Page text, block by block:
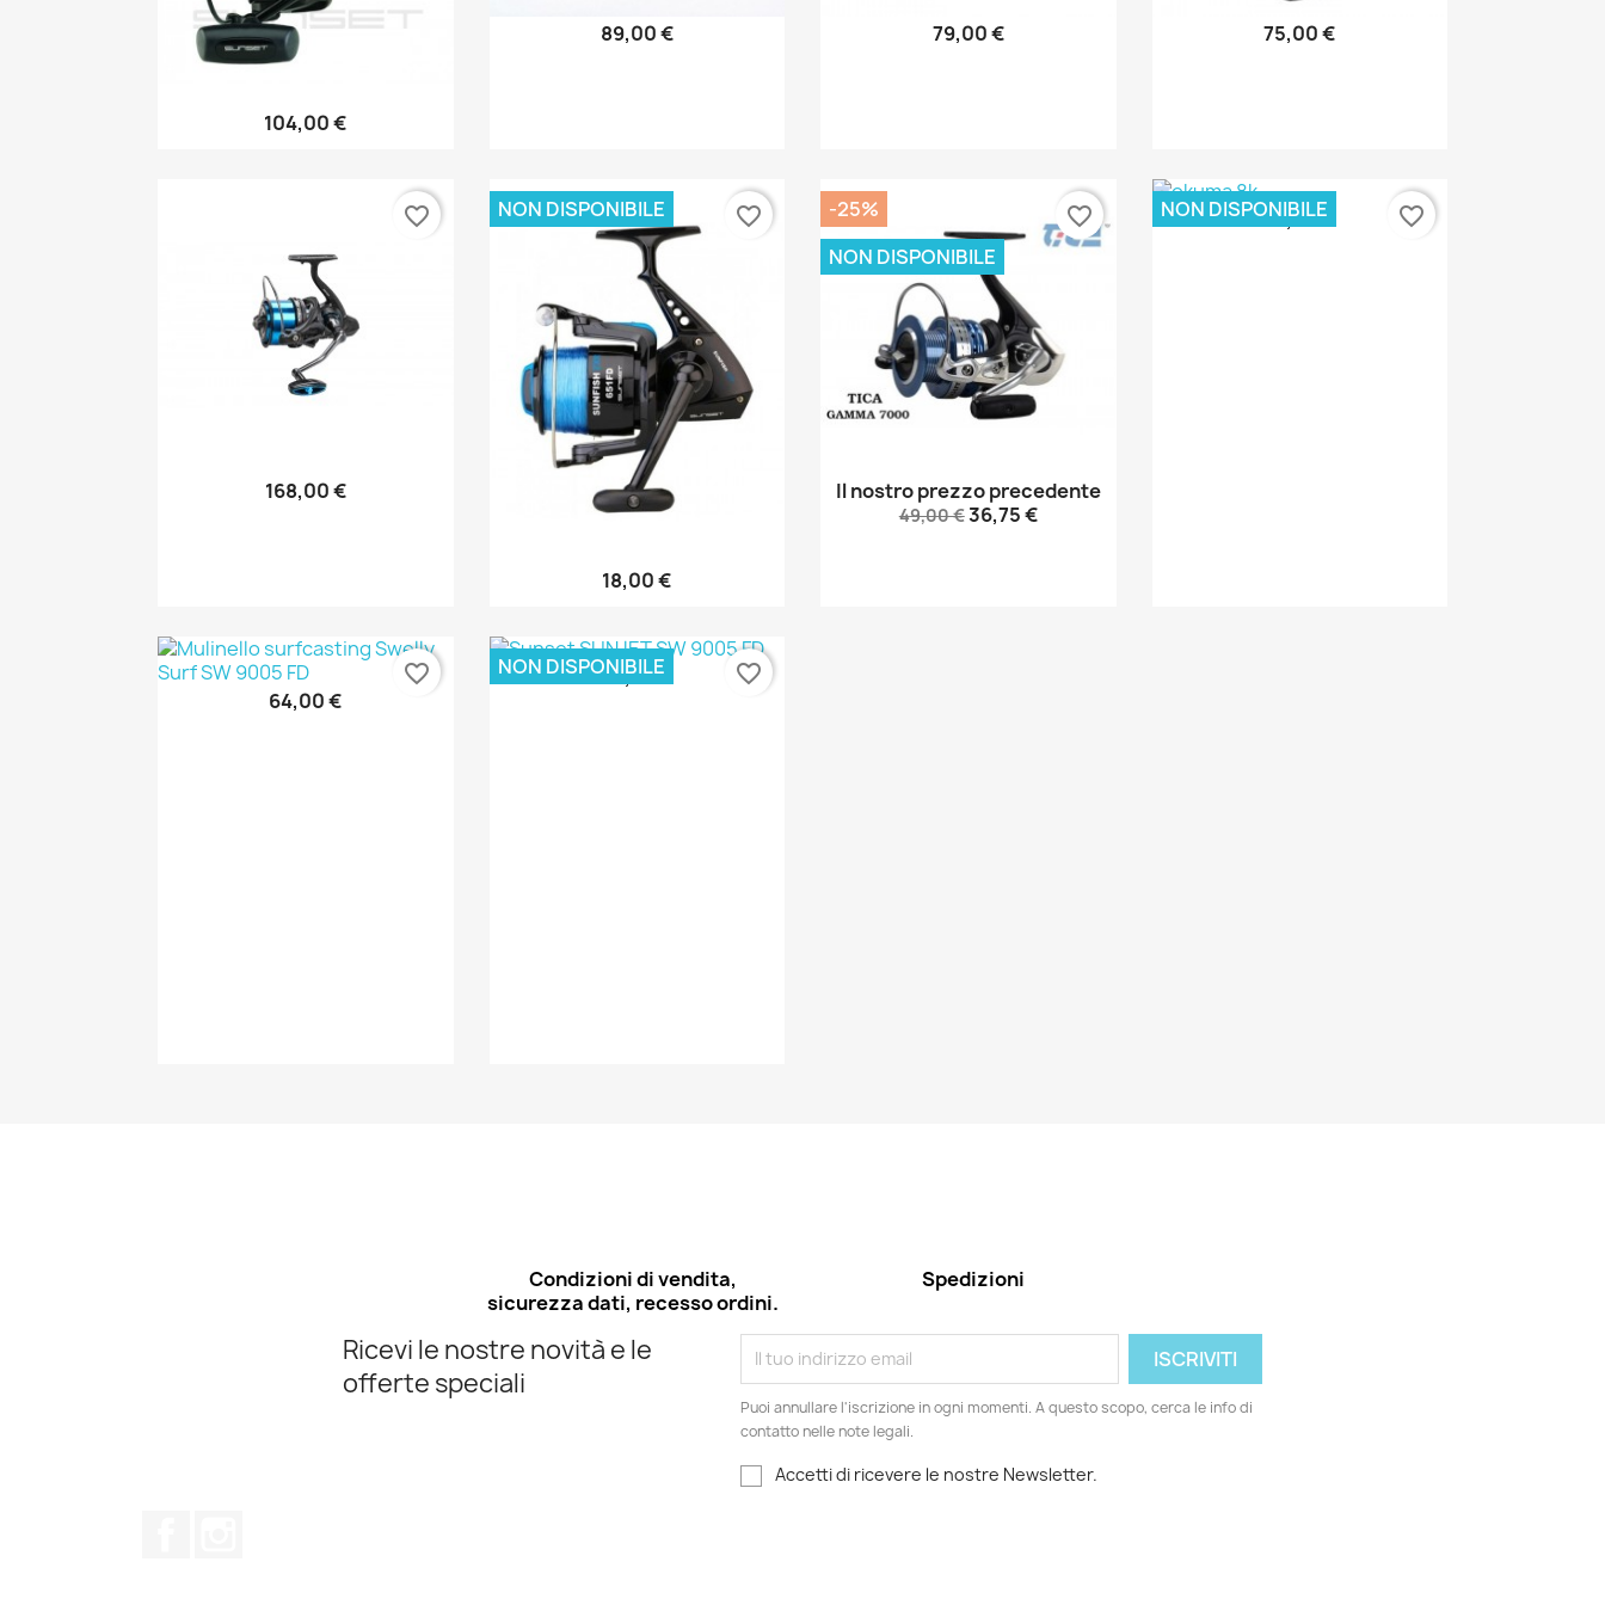
Anteprima
104,00 €
Anteprima
89,00 € Anteprima
79,00 € Anteprima
75,00 €
Anteprima
168,00 €
favorite_border
Anteprima
18,00 €
NON DISPONIBILE favorite_border
Anteprima
Il nostro prezzo precedente
49,00 €36,75 €
-25%
NON DISPONIBILE
favorite_border Anteprima
87,00 €
NON DISPONIBILE favorite_border
Anteprima
64,00 €
favorite_border Anteprima
98,00 €
NON DISPONIBILE favorite_border
Condizioni di vendita,
sicurezza dati, recesso ordini.
Spedizioni
Ricevi le nostre novità e le
offerte speciali
Puoi annullare l'iscrizione in ogni momenti. A questo scopo, cerca le info di
contatto nelle note legali.
Accetti di ricevere le nostre Newsletter.